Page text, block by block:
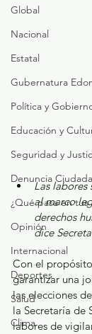
Global
Nacional
Estatal
Gubernatura
Política y
Educación y
Seguridad y
Denuncia
¿Qué pasa en tus
Opinión
Internacional
Deportes
Salud
Clima
Las labores
al marco
derechos
dice
Con el
garantizar una
las elecciones
la Secretaría de
labores de